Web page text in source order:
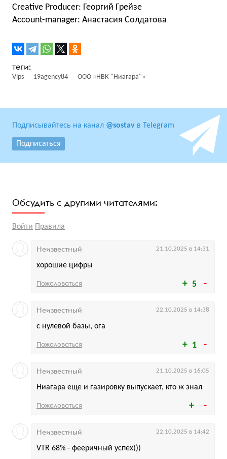
Creative Producer: Георгий Грейзе
Account-manager: Анастасия Солдатова
Vips 19agencу84 ООО «НВК "Ниагара"»
Подписывайтесь на канал @sostav в Telegram
Подписаться
Обсудить с другими читателями:
Войти Правила
5
хорошие цифры
Неизвестный 21.10.2025 в 14:31
Пожаловаться
1
с нулевой базы, ога
Неизвестный 22.10.2025 в 14:38
Пожаловаться
Ниагара еще и газировку выпускает, кто ж знал
Неизвестный 21.10.2025 в 16:05
Пожаловаться
VTR 68% - фееричный успех)))
Неизвестный 22.10.2025 в 14:42